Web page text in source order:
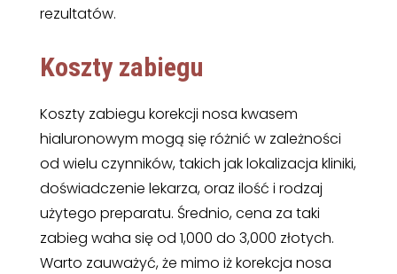
rezultatów.
Koszty zabiegu
Koszty zabiegu korekcji nosa kwasem
hialuronowym mogą się różnić w zależności
od wielu czynników, takich jak lokalizacja kliniki,
doświadczenie lekarza, oraz ilość i rodzaj
użytego preparatu. Średnio, cena za taki
zabieg waha się od 1,000 do 3,000 złotych.
Warto zauważyć, że mimo iż korekcja nosa